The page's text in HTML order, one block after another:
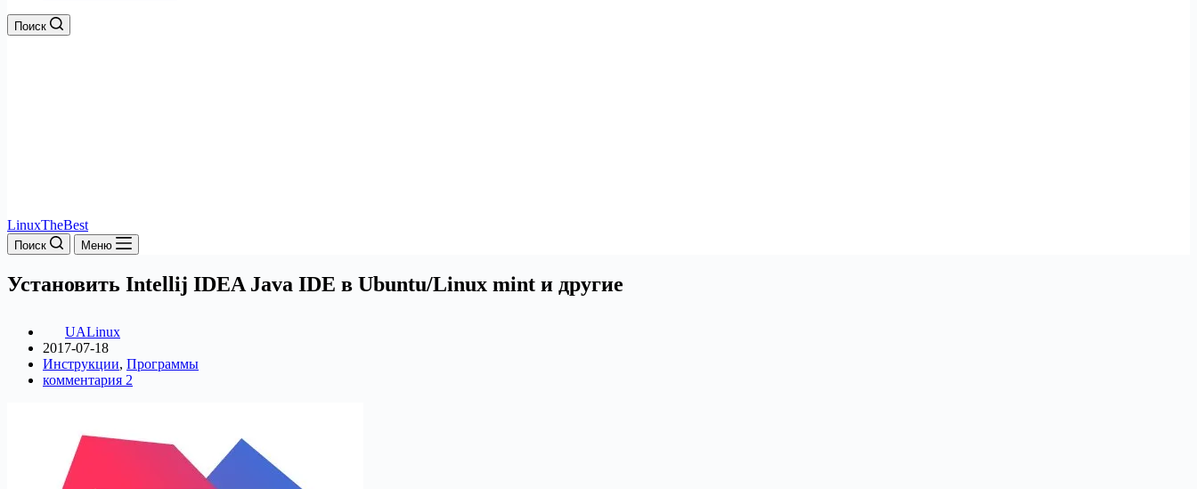
Поиск
LinuxTheBest
Поиск Меню
Установить Intellij IDEA Java IDE в Ubuntu/Linux mint и другие
UALinux
2017-07-18
Инструкции, Программы
комментария 2